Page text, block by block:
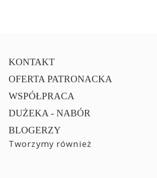
KONTAKT
OFERTA PATRONACKA
WSPÓŁPRACA
DUŻEKA - NABÓR
BLOGERZY
Tworzymy również